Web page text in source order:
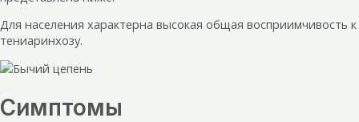
Для населения характерна высокая общая восприимчивость к
тениаринхозу.
Симптомы